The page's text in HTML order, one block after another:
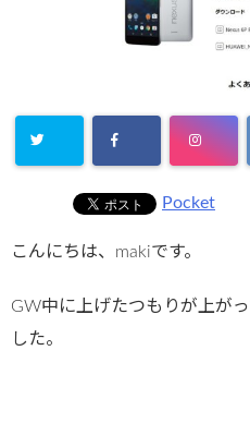
Pocket
こんにちは、makiです。
GW中に上げたつもりが上が
した。